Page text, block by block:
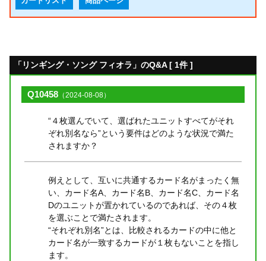
「リンギング・ソング フィオラ」のQ&A [ 1件 ]
Q10458 （2024-08-08）
“４枚選んでいて、選ばれたユニットすべてがそれ
ぞれ別名なら”という要件はどのような状況で満た
されますか？
例えとして、互いに共通するカード名がまったく無
い、カード名A、カード名B、カード名C、カード名
Dのユニットが置かれているのであれば、その４枚
を選ぶことで満たされます。
“それぞれ別名”とは、比較されるカードの中に他と
カード名が一致するカードが１枚もないことを指し
ます。